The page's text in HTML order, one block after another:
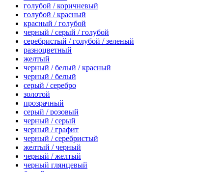
голубой / коричневый
голубой / красный
красный / голубой
черный / серый / голубой
серебристый / голубой / зеленый
разноцветный
желтый
черный / белый / красный
черный / белый
серый / серебро
золотой
прозрачный
серый / розовый
черный / серый
черный / графит
черный / серебристый
желтый / черный
черный / желтый
черный глянцевый